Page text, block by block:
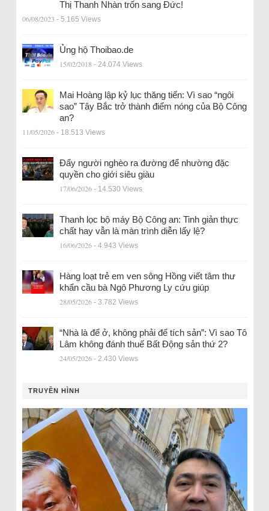
Thị Thanh Nhàn trốn sang Đức!
06/08/2023 - 5.165 Views
Ủng hộ Thoibao.de
15/02/2018 - 24.074 Views
Mai Hoàng lập kỷ lục thăng tiến: Vì sao “ngôi
sao” Tây Bắc trở thành điểm nóng của Bộ Công
an?
11/05/2026 - 18.513 Views
Đẩy người nghèo ra đường để nhường đặc
quyền cho giới siêu giàu
17/06/2026 - 14.530 Views
Thanh lọc bộ máy Bộ Công an: Tinh giản thực
chất hay vẫn là màn trình diễn lấy lệ?
16/06/2026 - 4.943 Views
Hàng loạt trẻ em ven sông Hồng viết tâm thư
khẩn cầu bà Ngô Phương Ly cứu giúp
28/05/2026 - 3.782 Views
“Nhà là để ở, không phải để tích sản”: Vì sao Tô
Lâm không đánh thuế Bất Động sản thứ 2?
24/05/2026 - 2.430 Views
TRUYỀN HÌNH